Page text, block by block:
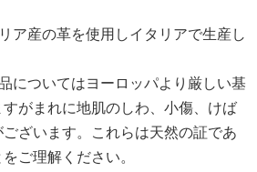
ア産の革を使用しイタリアで生産し
についてはヨーロッパより厳しい基
がまれに地肌のしわ、小傷、けば
ざいます。これらは天然の証であ
ご理解ください。